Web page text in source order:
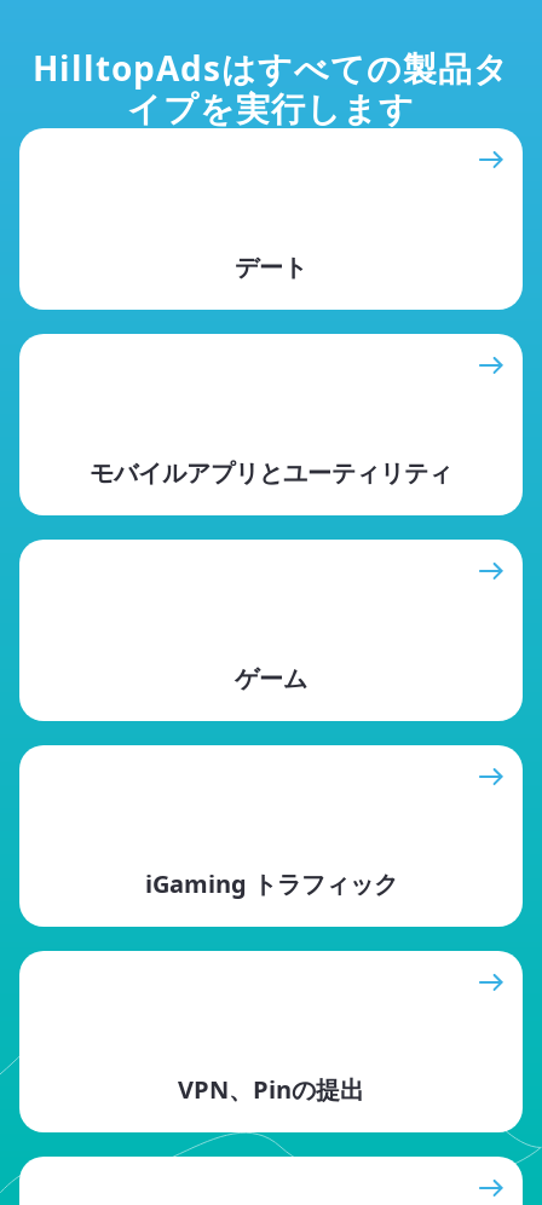
HilltopAdsはすべての製品タ
イプを実行します
デート
モバイルアプリとユーティリティ
ゲーム
iGaming トラフィック
VPN、Pinの提出